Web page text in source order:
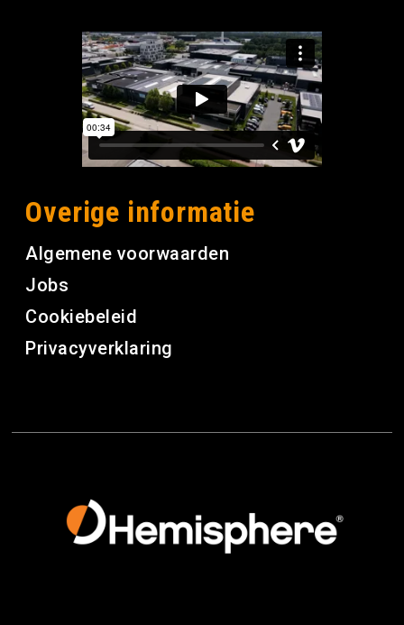
Overige informatie
Algemene voorwaarden
Jobs
Cookiebeleid
Privacyverklaring